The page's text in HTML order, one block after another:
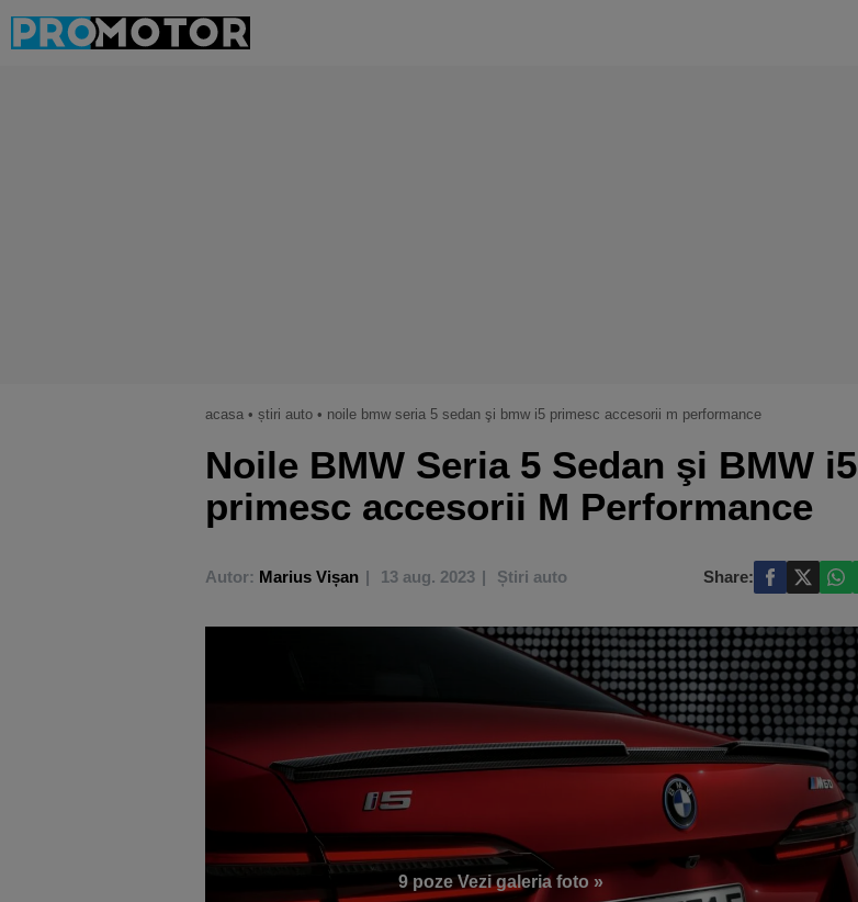
acasa • știri auto • noile bmw seria 5 sedan şi bmw i5 primesc accesorii m performance
Noile BMW Seria 5 Sedan şi BMW i5
primesc accesorii M Performance
Autor: Marius Vișan 13 aug. 2023 Știri auto Share:
9 poze Vezi galeria foto »